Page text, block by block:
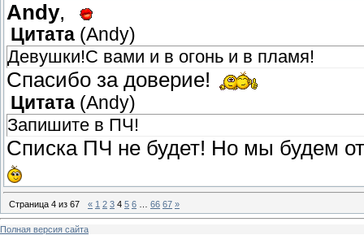
Andy,
Цитата (Andy)
Девушки!С вами и в огонь и в пламя!
Спасибо за доверие!
Цитата (Andy)
Запишите в ПЧ!
Списка ПЧ не будет! Но мы будем
Страница 4 из 67 « 1 2 3 4 5 6 66 67 »
Полная версия сайта